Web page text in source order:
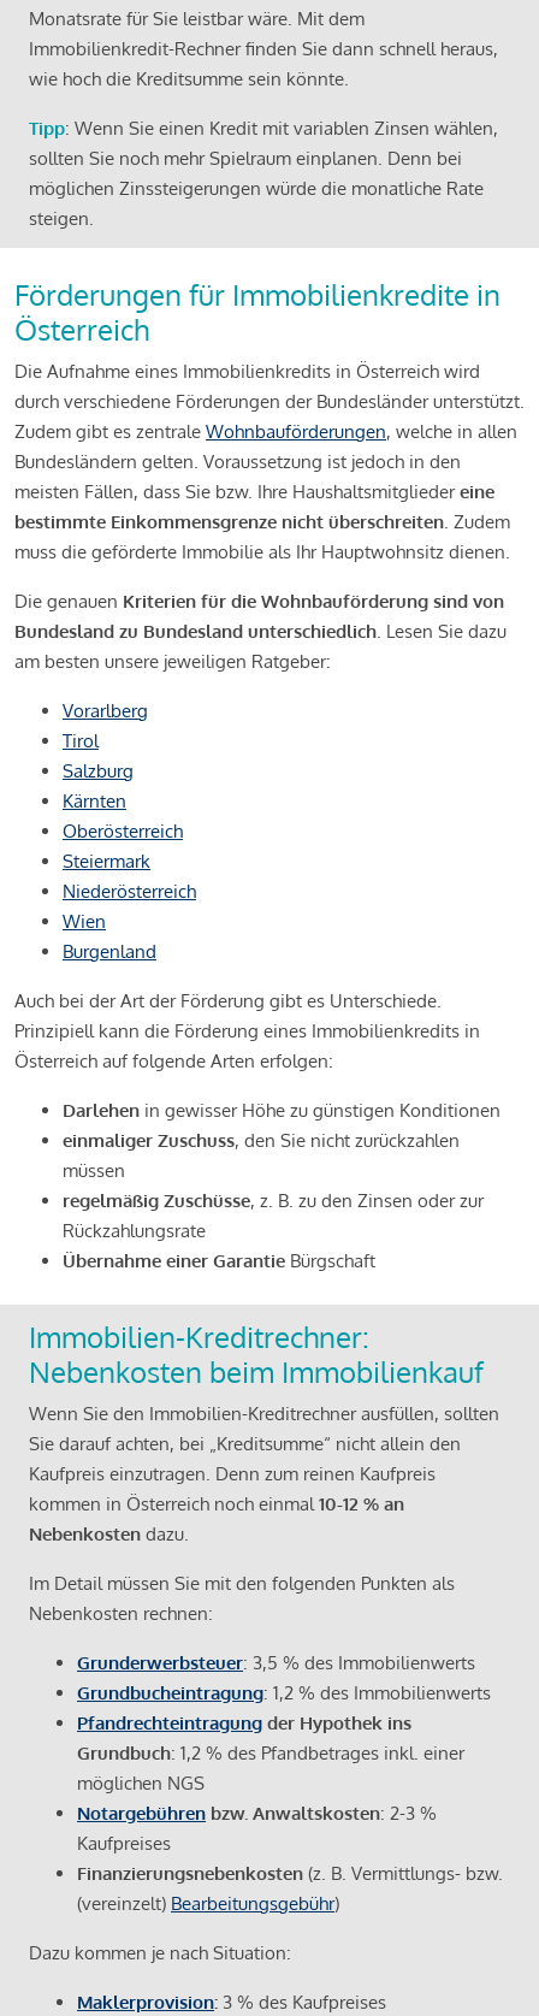
Monatsrate für Sie leistbar wäre. Mit dem
Immobilienkredit-Rechner finden Sie dann schnell heraus,
wie hoch die Kreditsumme sein könnte.
Tipp: Wenn Sie einen Kredit mit variablen Zinsen wählen,
sollten Sie noch mehr Spielraum einplanen. Denn bei
möglichen Zinssteigerungen würde die monatliche Rate
steigen.
Förderungen für Immobilienkredite in
Österreich
Die Aufnahme eines Immobilienkredits in Österreich wird
durch verschiedene Förderungen der Bundesländer unterstützt.
Zudem gibt es zentrale Wohnbauförderungen, welche in allen
Bundesländern gelten. Voraussetzung ist jedoch in den
meisten Fällen, dass Sie bzw. Ihre Haushaltsmitgliedereine
bestimmte Einkommensgrenze nicht überschreiten. Zudem
muss die geförderte Immobilie als Ihr Hauptwohnsitz dienen.
Die genauen Kriterien für die Wohnbauförderung sind von
Bundesland zu Bundesland unterschiedlich. Lesen Sie dazu
am besten unsere jeweiligen Ratgeber:
Vorarlberg
Tirol
Salzburg
Kärnten
Oberösterreich
Steiermark
Niederösterreich
Wien
Burgenland
Auch bei der Art der Förderung gibt es Unterschiede.
Prinzipiell kann die Förderung eines Immobilienkredits in
Österreich auf folgende Arten erfolgen:
Darlehen in gewisser Höhe zu günstigen Konditionen
einmaliger Zuschuss, den Sie nicht zurückzahlen
müssen
regelmäßig Zuschüsse, z. B. zu den Zinsen oder zur
Rückzahlungsrate
Übernahme einer Garantie Bürgschaft
Immobilien-Kreditrechner:
Nebenkosten beim Immobilienkauf
Wenn Sie den Immobilien-Kreditrechner ausfüllen, sollten
Sie darauf achten, bei „Kreditsumme“ nicht allein den
Kaufpreis einzutragen. Denn zum reinen Kaufpreis
kommen in Österreich noch einmal10-12 % an
Nebenkosten dazu.
Im Detail müssen Sie mit den folgenden Punkten als
Nebenkosten rechnen:
Grunderwerbsteuer: 3,5 % des Immobilienwerts
Grundbucheintragung: 1,2 % des Immobilienwerts
Pfandrechteintragung der Hypothek ins
Grundbuch: 1,2 % des Pfandbetrages inkl. einer
möglichen NGS
Notargebühren bzw. Anwaltskosten: 2-3 %
Kaufpreises
Finanzierungsnebenkosten (z. B. Vermittlungs- bzw.
(vereinzelt) Bearbeitungsgebühr)
Dazu kommen je nach Situation:
Maklerprovision: 3 % des Kaufpreises